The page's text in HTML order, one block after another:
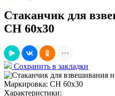
Стаканчик для
СН 60х30
Сохранить в закладки
Маркировка: СН 60х30
Характеристики: